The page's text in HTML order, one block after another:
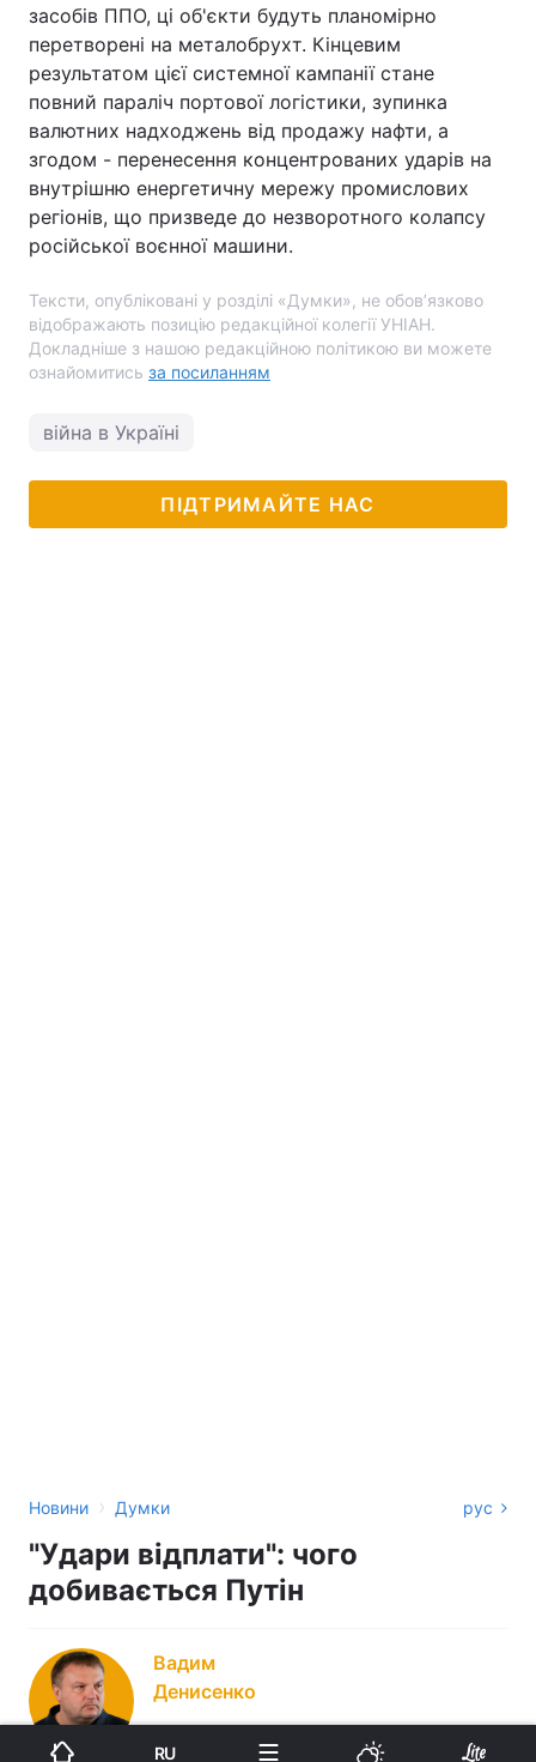
засобів ППО, ці об'єкти будуть планомірно
перетворені на металобрухт. Кінцевим
результатом цієї системної кампанії стане
повний параліч портової логістики, зупинка
валютних надходжень від продажу нафти, а
згодом - перенесення концентрованих ударів на
внутрішню енергетичну мережу промислових
регіонів, що призведе до незворотного колапсу
російської воєнної машини.
Тексти, опубліковані у розділі «Думки», не обов’язково
відображають позицію редакційної колегії УНІАН.
Докладніше з нашою редакційною політикою ви можете
ознайомитись за посиланням
війна в Україні
ПІДТРИМАЙТЕ НАС
Новини › Думки рус
"Удари відплати": чого
добивається Путін
Вадим
Денисенко
RU